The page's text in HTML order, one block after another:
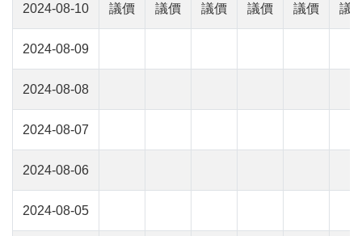
2024-08-10 議價 議價 議價 議價 議價 議
2024-08-09
2024-08-08
2024-08-07
2024-08-06
2024-08-05